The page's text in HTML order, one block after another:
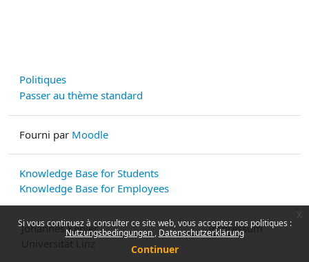
Si vous continuez à consulter ce site web, vous acceptez nos politiques :
Nutzungsbedingungen Datenschutzerklärung
Continuer
Politiques
Passer au thème standard
Fourni par Moodle
Knowledge Base for Students
Knowledge Base for Employees
Johannes Kepler
Impressum